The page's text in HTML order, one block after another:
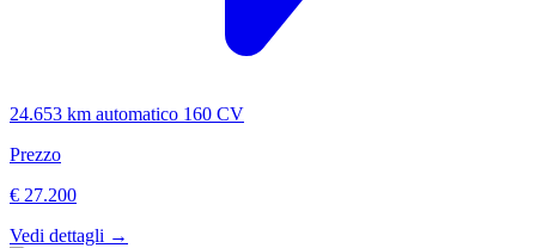
24.653 km automatico 160 CV
Prezzo
€ 27.200
Vedi dettagli →